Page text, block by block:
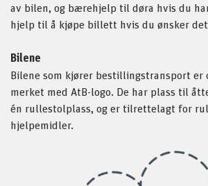
av bilen, og bærehjelp til døra hvis du
hjelp til å kjøpe billett hvis du ønsker
Bilene
Bilene som kjører bestillingstransport er
merket med AtB-logo. De har plass til
én rullestolplass, og er tilrettelagt for
hjelpemidler.